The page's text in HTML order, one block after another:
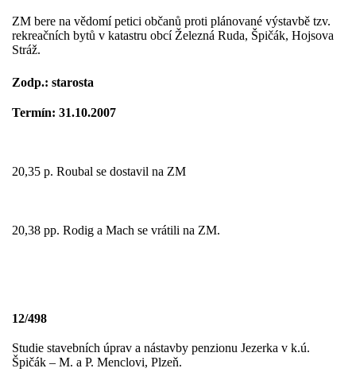
ZM bere na vědomí petici občanů proti plánované výstavbě tzv.
rekreačních bytů v katastru obcí Železná Ruda, Špičák, Hojsova
Stráž.
Zodp.: starosta
Termín: 31.10.2007
20,35 p. Roubal se dostavil na ZM
20,38 pp. Rodig a Mach se vrátili na ZM.
12/498
Studie stavebních úprav a nástavby penzionu Jezerka v k.ú.
Špičák – M. a P. Menclovi, Plzeň.